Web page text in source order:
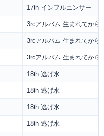
17th インフルエンサー
3rdアルバム 生まれてから
3rdアルバム 生まれてから
3rdアルバム 生まれてから
18th 逃げ水
18th 逃げ水
18th 逃げ水
18th 逃げ水